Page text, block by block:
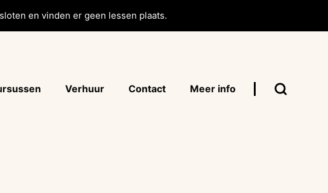
en vinden er geen lessen plaats.
Verhuur Contact Meer info